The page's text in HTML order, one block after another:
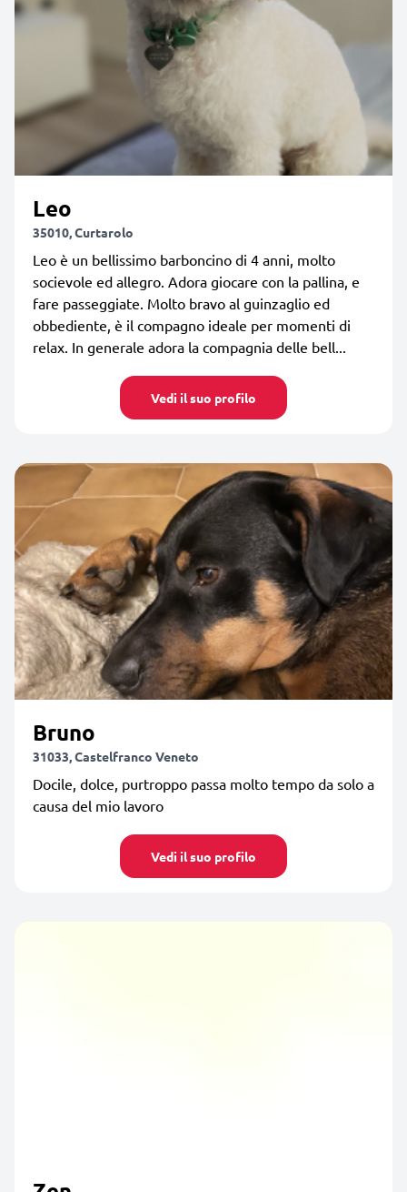
Leo
35010, Curtarolo
Leo è un bellissimo barboncino di 4 anni, molto
socievole ed allegro. Adora giocare con la pallina, e
fare passeggiate. Molto bravo al guinzaglio ed
obbediente, è il compagno ideale per momenti di
relax. In generale adora la compagnia delle bell...
Vedi il suo profilo
Bruno
31033, Castelfranco Veneto
Docile, dolce, purtroppo passa molto tempo da solo a
causa del mio lavoro
Vedi il suo profilo